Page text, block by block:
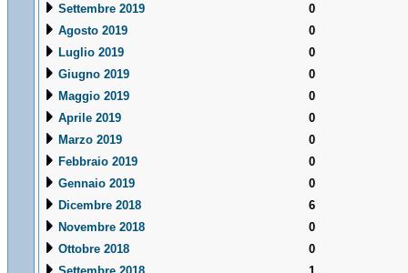
Settembre 2019
0
Agosto 2019
0
Luglio 2019
0
Giugno 2019
0
Maggio 2019
0
Aprile 2019
0
Marzo 2019
0
Febbraio 2019
0
Gennaio 2019
0
Dicembre 2018
6
Novembre 2018
0
Ottobre 2018
0